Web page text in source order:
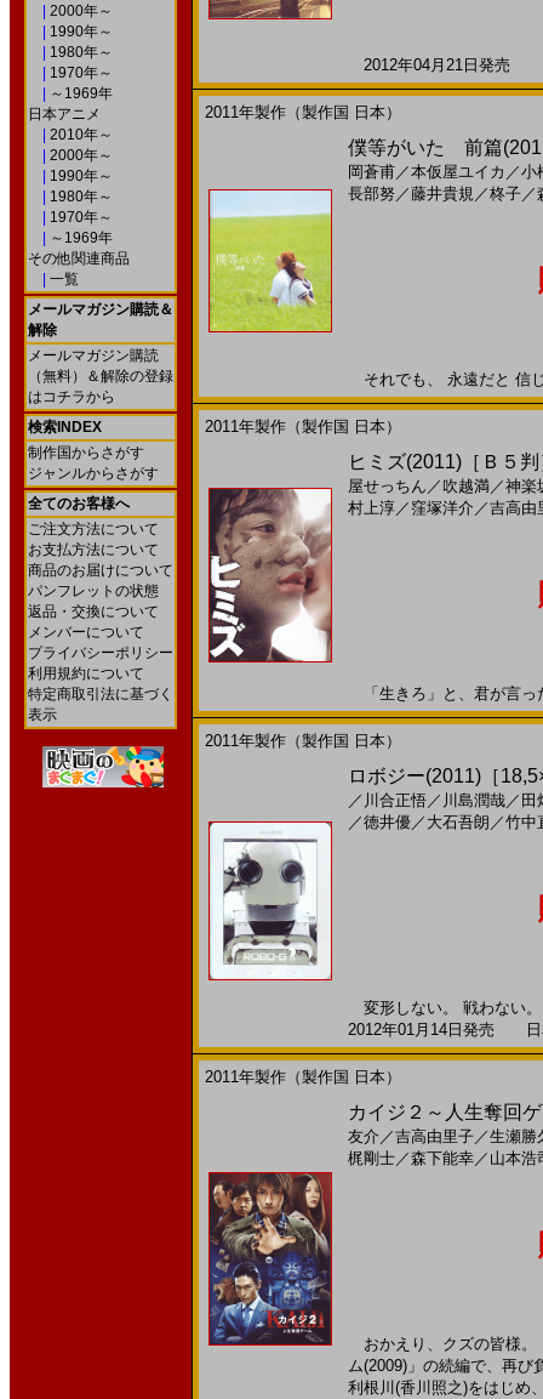
2000年～
1990年～
1980年～
1970年～
～1969年
日本アニメ
2010年～
2000年～
1990年～
1980年～
1970年～
～1969年
その他関連商品
一覧
メールマガジン購読＆
解除
メールマガジン購読
（無料）＆解除の登録
はコチラから
検索INDEX
制作国からさがす
ジャンルからさがす
全てのお客様へ
ご注文方法について
お支払方法について
商品のお届けについて
パンフレットの状態
返品・交換について
メンバーについて
プライバシーポリシー
利用規約について
特定商取引法に基づく
表示
2012年04月21日発売
2011年製作（製作国 日本）
僕等がいた 前篇
岡蒼甫／本仮屋ユイカ ／小
長部努 ／藤井貴規／柊子／
それでも、 永遠だと
2011年製作（製作国 日本）
ヒミズ(2011)［Ｂ５
屋せっちん ／ 吹越満／神楽
村上淳／ 窪塚洋介 ／吉高由
「生きろ」と、君が言
2011年製作（製作国 日本）
ロボジー(2011)［
／ 川合正悟／ 川島潤哉／ 田
／徳井優／ 大石吾朗 ／竹中
変形しない。 戦わない
2012年01月14日発売 日
2011年製作（製作国 日本）
カイジ２～人生奪回
友介 ／吉高由里子／生瀬勝
梶剛士／森下能幸／ 山本浩
おかえり、クズの皆様。
ム(2009)」の続編で、再び
利根川(香川照之)をはじめ